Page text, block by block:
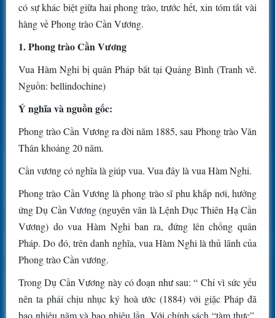
có sự khác biệt giữa hai phong trào, trước hết, xin tóm tắt vài
hàng về Phong trào Cần Vương.
1. Phong trào Cần Vương
Vua Hàm Nghi bị quân Pháp bắt tại Quảng Bình (Tranh vẽ.
Nguồn: bellindochine)
Ý nghĩa và nguồn gốc:
Phong trào Cần Vương ra đời năm 1885, sau Phong trào Văn
Thân khoảng 20 năm.
Cần vương có nghĩa là giúp vua. Vua đây là vua Hàm Nghi.
Phong trào Cần Vương là phong trào sĩ phu khắp nơi, hưởng
ứng Dụ Cần Vương (nguyên văn là Lệnh Dục Thiên Hạ Cần
Vương) do vua Hàm Nghi ban ra, đứng lên chống quân
Pháp. Do đó, trên danh nghĩa, vua Hàm Nghi là thủ lãnh của
Phong trào Cần vương.
Trong Dụ Cần Vương này có đoạn như sau: “ Chỉ vì sức yếu
nên ta phải chịu nhục ký hoà ước (1884) với giặc Pháp đã